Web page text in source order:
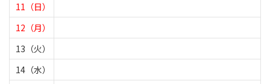
11（日）
12（月）
13（火）
14（水）